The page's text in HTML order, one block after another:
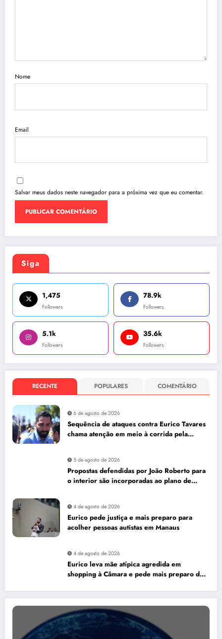
Nome
Email
Salvar meus dados neste navegador para a próxima vez que eu comentar.
Siga
1,475
Followers
78.9k
Followers
5.1k
Followers
35.6k
Followers
RECENTE POPULARES COMENTÁRIO
6 de agosto de 2026
Sequência de ataques contra Eurico Tavares
chama atenção em meio à corrida pela
5 de agosto de 2026
Propostas defendidas por João Roberto para
o interior são incorporadas ao plano de
4 de agosto de 2026
Eurico pede justiça e mais preparo para
acolher pessoas autistas em Manaus
4 de agosto de 2026
Eurico leva mãe atípica agredida em
shopping à Câmara e pede mais preparo dos